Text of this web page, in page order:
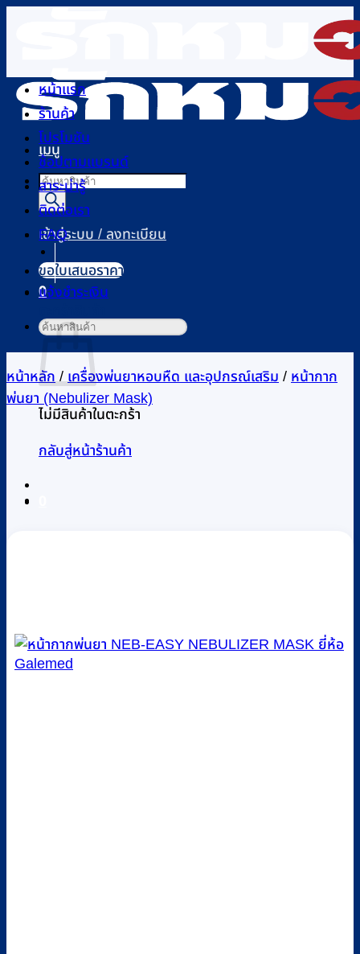
เนื้อหา
เมนู
Products
search
เข้าสู่ระบบ / ลงทะเบียน
0
ไม่มีสินค้าในตะกร้า
กลับสู่หน้าร้านค้า
หน้าแรก
ร้านค้า
โปรโมชัน
ช้อปตามแบรนด์
สาระน่ารู้
ติดต่อเรา
FAQ
ขอใบเสนอราคา
แจ้งชำระเงิน
ค้นหา:
หน้าหลัก / เครื่องพ่นยาหอบหืด และอุปกรณ์เสริม / หน้ากาก
พ่นยา (Nebulizer Mask)